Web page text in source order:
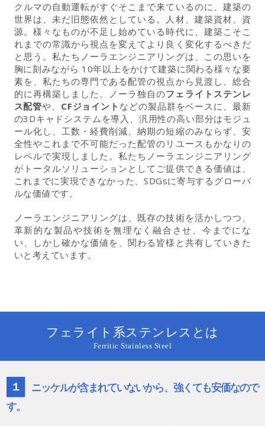
クルマの自動運転がすぐそこまで来ているのに、建築の
世界は、未だ旧態依然としている。人材、建築資材、資
源。様々なものが不足し始めている時代に、建築こそこ
れまでの常識から視点を変えてより良く変化するべきだ
と思う。私たちノーラエンジニアリングは、この思いを
胸に刻みながら 10年以上をかけて建築に関わる様々な要
素を、私たちの専門である配管の視点から見渡し、総合
的に再構築しました。ノーラ独自のフェライトステンレ
ス配管や、 CFジョイント などの製品群をベースに、最新
の3Dキャドシステムを導入、汎用性の高い部分はモジュ
ール化し、工数・経費削減、納期の短縮のみならず、安
全性やこれまで不可能だった配管のリユースもかなりの
レベルで実現しました。私たちノーラエンジニアリング
がトータルソリューションとしてご提供できる価値は、
これまでに実現できなかった、SDGsに寄与するグローバ
ルな価値です。
ノーラエンジニアリングは、既存の技術を活かしつつ、
革新的な製品や技術を無理なく融合させ、今までにな
い、しかし確かな価値を、関わる皆様と共有していきた
いと考えています。
フェライト系ステンレスとは
Ferritic Stainless Steel
１
ニッケルが含まれていないから、強くても安価なので
す。